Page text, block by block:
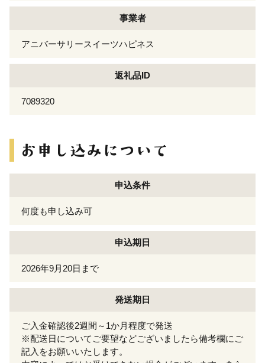
事業者
アニバーサリースイーツハピネス
返礼品ID
7089320
申込条件
何度も申し込み可
申込期日
2026年9月20日まで
発送期日
ご入金確認後2週間～1か月程度で発送
※配送日についてご要望などございましたら備考欄にご
記入をお願いいたします。